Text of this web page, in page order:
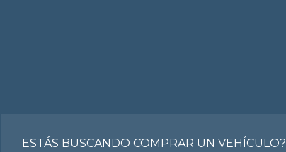
ESTÁS BUSCANDO COMPRAR UN VEHÍCULO?